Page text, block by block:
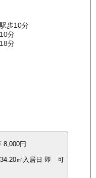
歩10分
分
分
8,000円
34.20㎡ 入居日 即 可